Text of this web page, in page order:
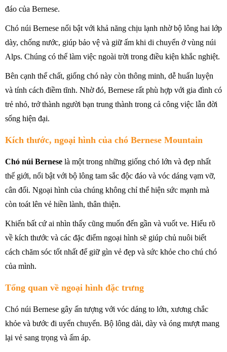
đáo của Bernese.
Chó núi Bernese nổi bật với khả năng chịu lạnh nhờ bộ lông hai lớp
dày, chống nước, giúp bảo vệ và giữ ấm khi di chuyển ở vùng núi
Alps. Chúng có thể làm việc ngoài trời trong điều kiện khắc nghiệt.
Bên cạnh thể chất, giống chó này còn thông minh, dễ huấn luyện
và tính cách điềm tĩnh. Nhờ đó, Bernese rất phù hợp với gia đình có
trẻ nhỏ, trở thành người bạn trung thành trong cả công việc lẫn đời
sống hiện đại.
Kích thước, ngoại hình của chó Bernese Mountain
Chó núi Bernese là một trong những giống chó lớn và đẹp nhất
thế giới, nổi bật với bộ lông tam sắc độc đáo và vóc dáng vạm vỡ,
cân đối. Ngoại hình của chúng không chỉ thể hiện sức mạnh mà
còn toát lên vẻ hiền lành, thân thiện.
Khiến bất cứ ai nhìn thấy cũng muốn đến gần và vuốt ve. Hiểu rõ
về kích thước và các đặc điểm ngoại hình sẽ giúp chủ nuôi biết
cách chăm sóc tốt nhất để giữ gìn vẻ đẹp và sức khỏe cho chú chó
của mình.
Tổng quan về ngoại hình đặc trưng
Chó núi Bernese gây ấn tượng với vóc dáng to lớn, xương chắc
khỏe và bước đi uyển chuyển. Bộ lông dài, dày và óng mượt mang
lại vẻ sang trọng và ấm áp.